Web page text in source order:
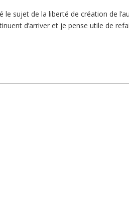
le sujet de la liberté de création de
d’arriver et je pense utile de